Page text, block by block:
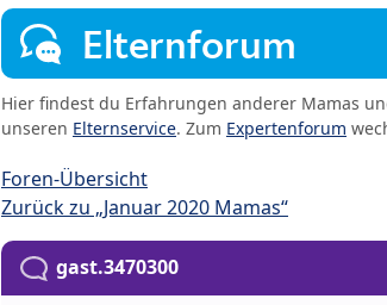
Elternforum
Hier findest du Erfahrungen anderer Mamas
unseren Elternservice. Zum Expertenforum
Foren-Übersicht
Zurück zu „Januar 2020 Mamas“
gast.3470300